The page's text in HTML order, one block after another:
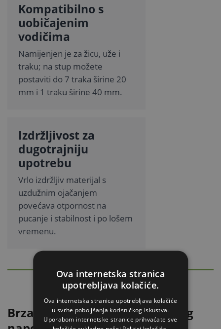
Kompatibilno s
uobičajenim
vodičima
Namijenjen je za žicu, uže i
traku; na stup možete
postaviti do 7 traka širine 20
mm i 1 traku širine 40 mm.
Izdržljivost za
dugotrajniju
upotrebu
Vrlo izdržljiv materijal s
uzdužnim ojačanjem
povećava otpornost na
pucanje i stabilnost i po lošem
vremenu.
DETALJAN OPIS
Sakrij
Brza ugradnja bez nepotrebnog
Ova internetska stranica
upotrebljava kolačiće.
Ova internetska stranica upotrebljava kolačiće
u svrhe poboljšanja korisničkog iskustva.
Uporabom internetske stranice prihvaćate sve